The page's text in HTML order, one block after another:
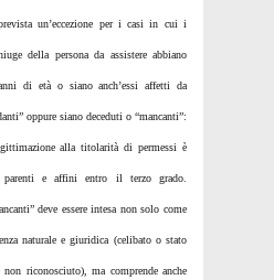
un’eccezione per i casi in cui i
della persona da assistere abbiano
di età o siano anch’essi affetti da
oppure siano deceduti o “mancanti”:
alla titolarità di permessi è
parenti e affini entro il terzo grado.
deve essere intesa non solo come
naturale e giuridica (celibato o stato
riconosciuto), ma comprende anche